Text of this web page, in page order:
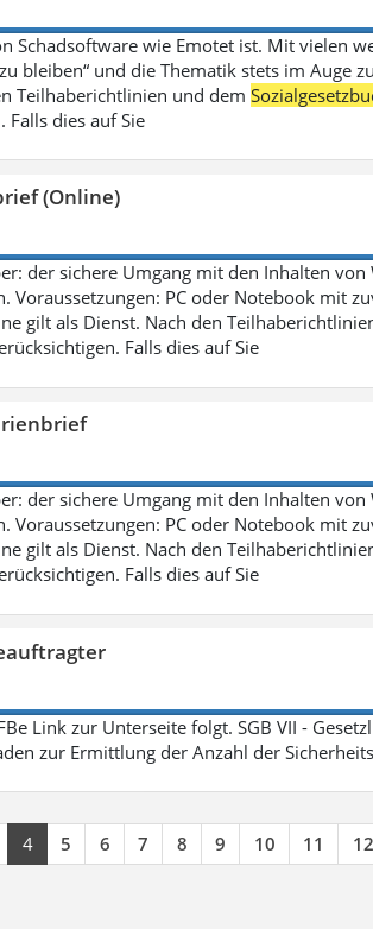
Schadsoftware wie Emotet ist. Mit vielen
bleiben“ und die Thematik stets im
Teilhaberichtlinien und dem
Falls dies auf Sie
(Online)
der sichere Umgang mit den Inhalten
Voraussetzungen: PC oder Notebook mit
gilt als Dienst. Nach den
Falls dies auf Sie
der sichere Umgang mit den Inhalten
Voraussetzungen: PC oder Notebook mit
gilt als Dienst. Nach den
Falls dies auf Sie
Link zur Unterseite folgt. SGB VII -
zur Ermittlung der Anzahl der
4 5 6 7 8 9 10 11 12